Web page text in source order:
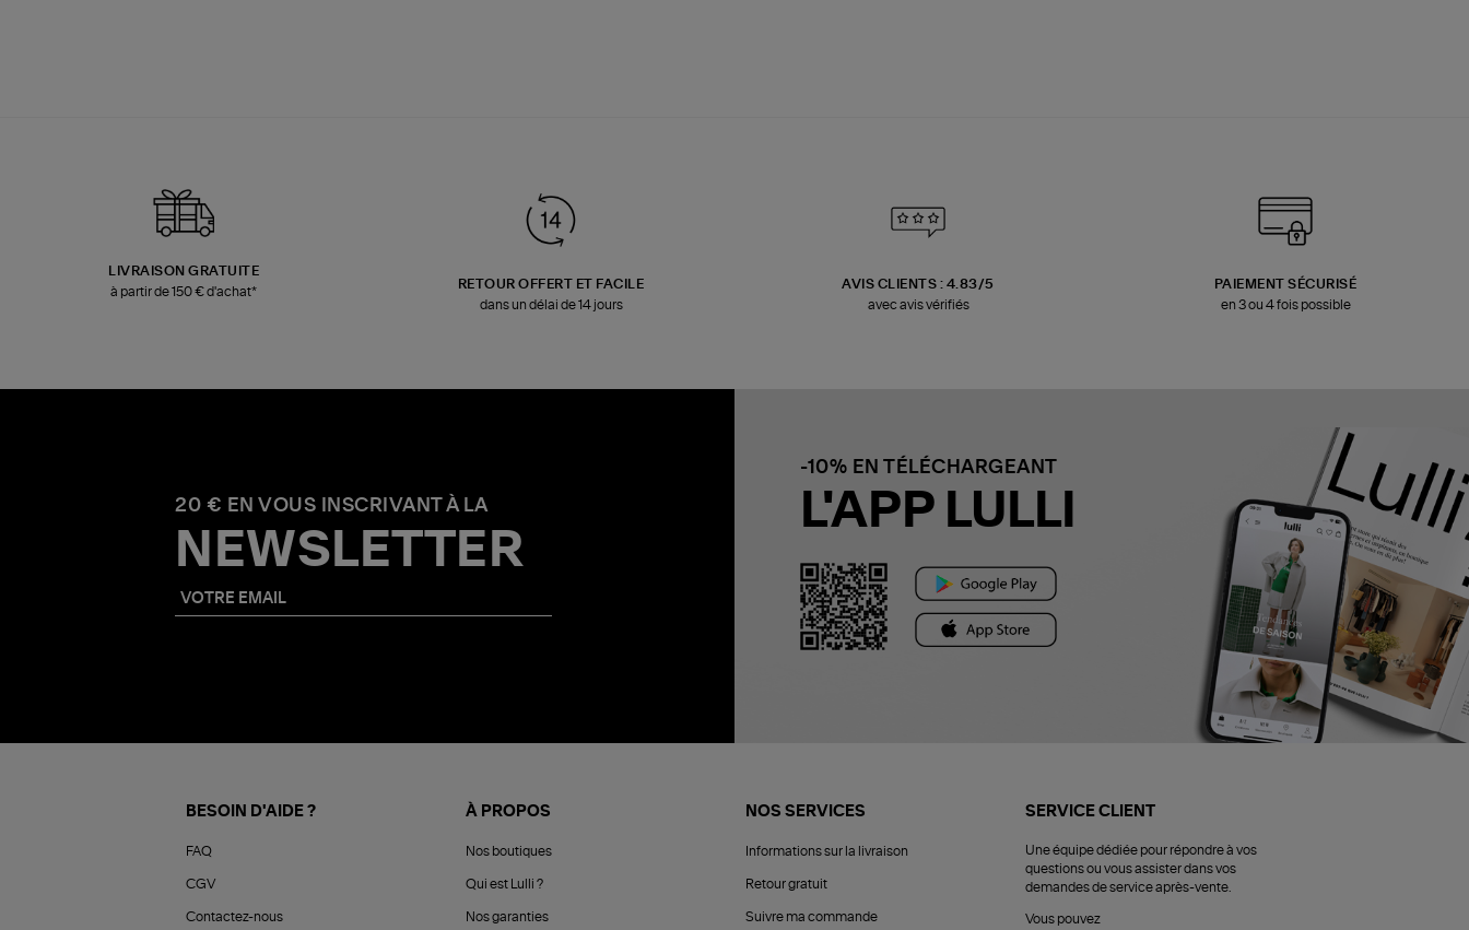
LIVRAISON GRATUITE
à partir de 150 € d'achat*
RETOUR OFFERT ET FACILE
dans un délai de 14 jours
AVIS CLIENTS : 4.83/5
avec avis vérifiés
PAIEMENT SÉCURISÉ
en 3 ou 4 fois possible
20 € EN VOUS INSCRIVANT À LA
NEWSLETTER
-10% EN TÉLÉCHARGEANT
L'APP LULLI
BESOIN D'AIDE ?
FAQ
CGV
Contactez-nous
À PROPOS
Nos boutiques
Qui est Lulli ?
Nos garanties
NOS SERVICES
Informations sur la livraison
Retour gratuit
Suivre ma commande
SERVICE CLIENT
Une équipe dédiée pour répondre à vos
questions ou vous assister dans vos
demandes de service après-vente.
Vous pouvez